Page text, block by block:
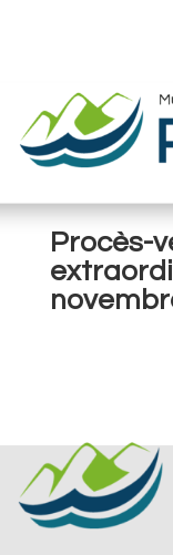
Procès-